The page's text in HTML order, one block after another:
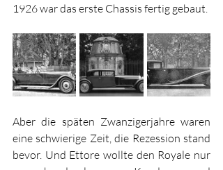
1926 war das erste Chassis fertig gebaut.
Aber die späten Zwanzigerjahre waren
eine schwierige Zeit, die Rezession stand
bevor. Und Ettore wollte den Royale nur